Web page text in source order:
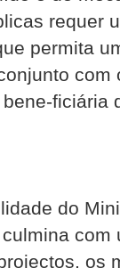
requer
permita
ficiária
do
com
os